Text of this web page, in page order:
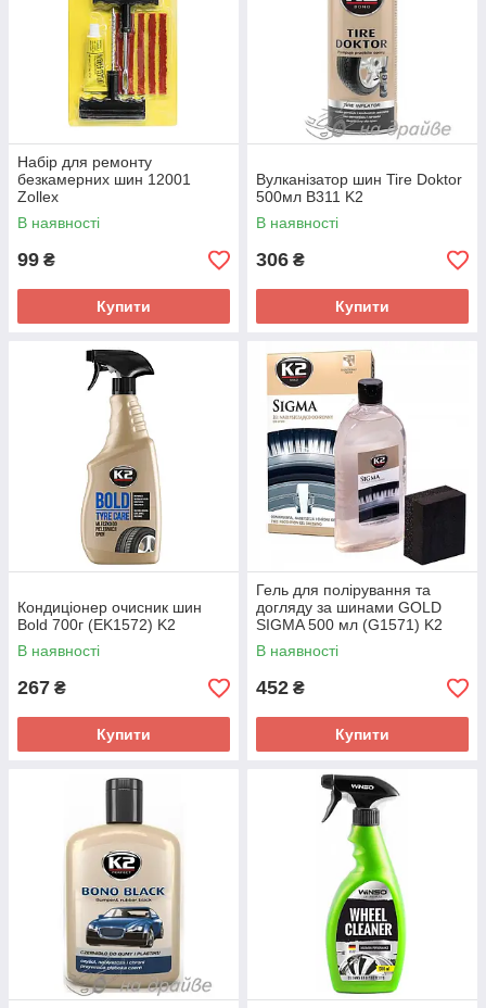
Набір для ремонту
безкамерних шин 12001
Zollex
В наявності
99 ₴
Купити
Вулканізатор шин Tire Doktor
500мл B311 K2
В наявності
306 ₴
Купити
Кондиціонер очисник шин
Bold 700г (EK1572) K2
В наявності
267 ₴
Купити
Гель для полірування та
догляду за шинами GOLD
SIGMA 500 мл (G1571) K2
В наявності
452 ₴
Купити